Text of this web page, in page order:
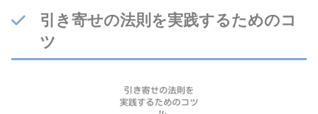
引き寄せの法則を実践するためのコ
ツ